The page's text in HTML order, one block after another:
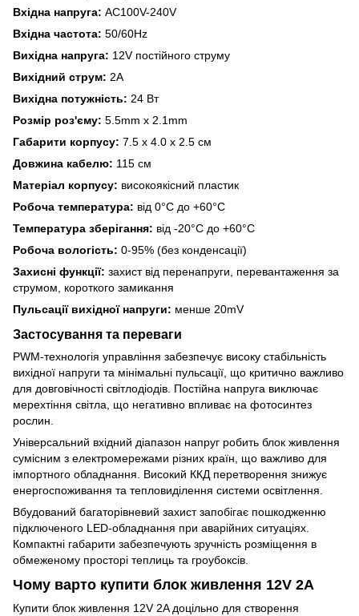
Вхідна напруга: AC100V-240V
Вхідна частота: 50/60Hz
Вихідна напруга: 12V постійного струму
Вихідний струм: 2А
Вихідна потужність: 24 Вт
Розмір роз'єму: 5.5mm x 2.1mm
Габарити корпусу: 7.5 x 4.0 x 2.5 см
Довжина кабелю: 115 см
Матеріал корпусу: високоякісний пластик
Робоча температура: від 0°C до +60°C
Температура зберігання: від -20°C до +60°C
Робоча вологість: 0-95% (без конденсації)
Захисні функції: захист від перенапруги, перевантаження за
струмом, короткого замикання
Пульсації вихідної напруги: менше 20mV
Застосування та переваги
PWM-технологія управління забезпечує високу стабільність
вихідної напруги та мінімальні пульсації, що критично важливо
для довговічності світлодіодів. Постійна напруга виключає
мерехтіння світла, що негативно впливає на фотосинтез
рослин.
Універсальний вхідний діапазон напруг робить блок живлення
сумісним з електромережами різних країн, що важливо для
імпортного обладнання. Високий ККД перетворення знижує
енергоспоживання та тепловиділення системи освітлення.
Вбудований багаторівневий захист запобігає пошкодженню
підключеного LED-обладнання при аварійних ситуаціях.
Компактні габарити забезпечують зручність розміщення в
обмеженому просторі теплиць та гроубоксів.
Чому варто купити блок живлення 12V 2A
Купити блок живлення 12V 2A доцільно для створення